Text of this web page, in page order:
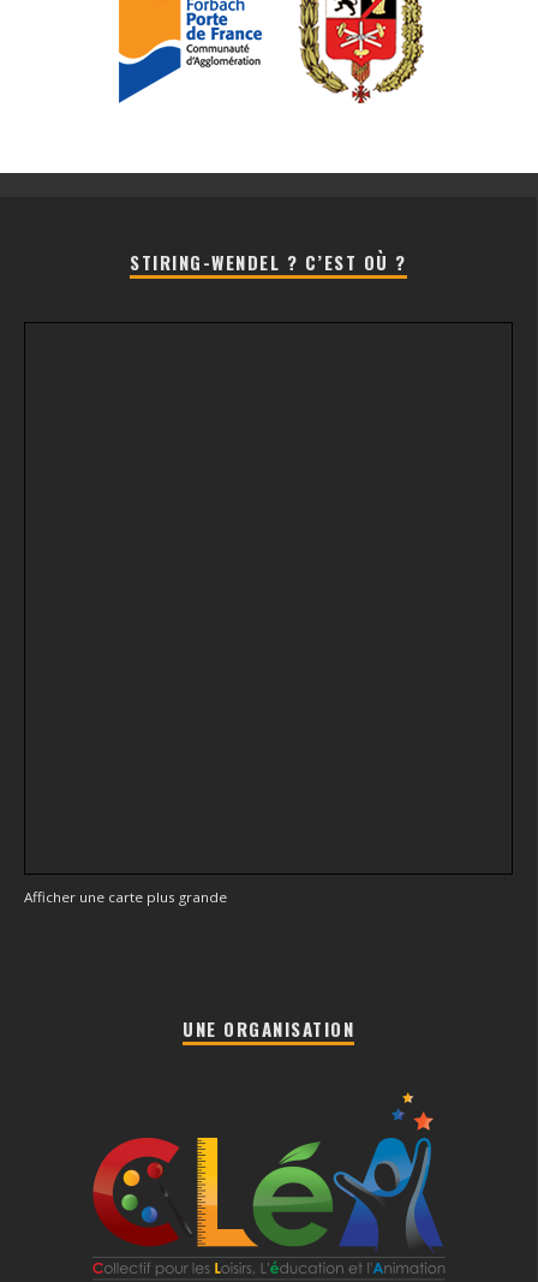
STIRING-WENDEL ? C’EST OÙ ?
Afficher une carte plus grande
UNE ORGANISATION